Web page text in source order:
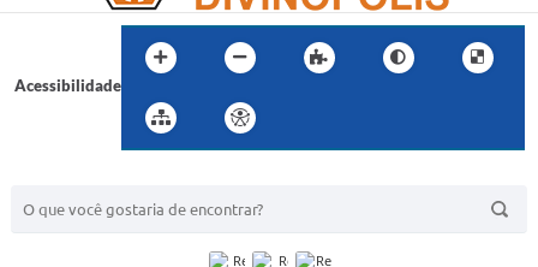
Acessibilidade